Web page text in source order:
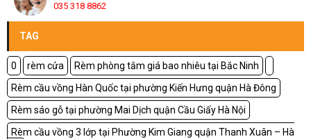
035 318 8862
TAG
0 rèm cửa
Rèm phòng tắm giá bao nhiêu tại Bắc Ninh
Rèm cầu vồng Hàn Quốc tại phường Kiến Hưng quận Hà Đông
Rèm sáo gỗ tại phường Mai Dịch quận Cầu Giấy Hà Nội
Rèm cầu vồng 3 lớp tại Phường Kim Giang quận Thanh Xuân – Hà